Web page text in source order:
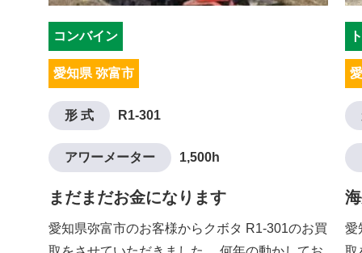
コンバイン
愛知県 弥富市
形 式 R1-301
アワーメーター 1,500h
まだまだお金になります
愛知県弥富市のお客様からクボタ R1-301のお買
愛